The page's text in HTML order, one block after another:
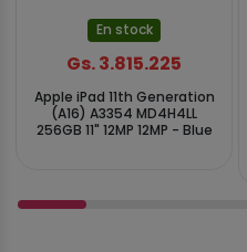
En stock
Gs. 3.815.225
Apple iPad 11th Generation
(A16) A3354 MD4H4LL
256GB 11" 12MP 12MP - Blue